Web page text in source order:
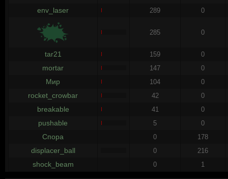
env_laser 289 0
285 0
tar21 159 0
mortar 147 0
Мир 104 0
rocket_crowbar 42 0
breakable 41 0
pushable 5 0
Спора 0 178
displacer_ball 0 216
shock_beam 0 1